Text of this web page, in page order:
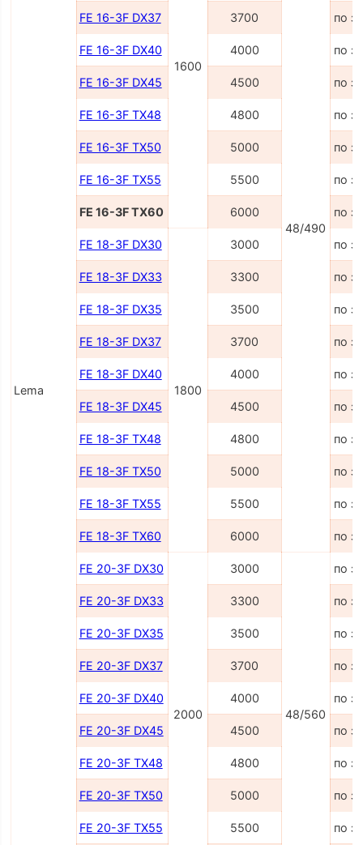
Lema
1600
48/490
FE 16-3F DX37 3700 по
FE 16-3F DX40 4000 по
FE 16-3F DX45 4500 по
FE 16-3F TX48 4800 по
FE 16-3F TX50 5000 по
FE 16-3F TX55 5500 по
FE 16-3F TX60 6000 по
FE 18-3F DX30
1800
3000 по
FE 18-3F DX33 3300 по
FE 18-3F DX35 3500 по
FE 18-3F DX37 3700 по
FE 18-3F DX40 4000 по
FE 18-3F DX45 4500 по
FE 18-3F TX48 4800 по
FE 18-3F TX50 5000 по
FE 18-3F TX55 5500 по
FE 18-3F TX60 6000 по
FE 20-3F DX30
2000
3000
48/560
по
FE 20-3F DX33 3300 по
FE 20-3F DX35 3500 по
FE 20-3F DX37 3700 по
FE 20-3F DX40 4000 по
FE 20-3F DX45 4500 по
FE 20-3F TX48 4800 по
FE 20-3F TX50 5000 по
FE 20-3F TX55 5500 по